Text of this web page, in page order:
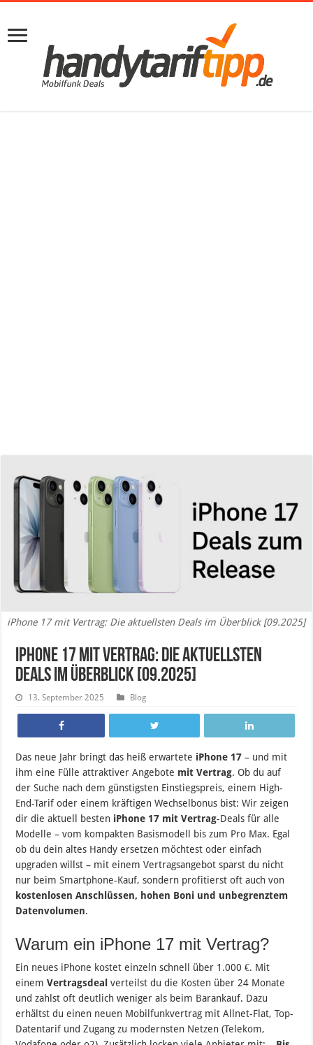
iPhone 17 mit Vertrag: Die aktuellsten Deals im Überblick [09.2025]
iPhone 17 mit Vertrag: Die aktuellsten
Deals im Überblick [09.2025]
13. September 2025 Blog
Das neue Jahr bringt das heiß erwartete iPhone 17 – und mit
ihm eine Fülle attraktiver Angebote mit Vertrag. Ob du auf
der Suche nach dem günstigsten Einstiegspreis, einem High-
End-Tarif oder einem kräftigen Wechselbonus bist: Wir zeigen
dir die aktuell besten iPhone 17 mit Vertrag-Deals für alle
Modelle – vom kompakten Basismodell bis zum Pro Max. Egal
ob du dein altes Handy ersetzen möchtest oder einfach
upgraden willst – mit einem Vertragsangebot sparst du nicht
nur beim Smartphone-Kauf, sondern profitierst oft auch von
kostenlosen Anschlüssen, hohen Boni und unbegrenztem
Datenvolumen.
Warum ein iPhone 17 mit Vertrag?
Ein neues iPhone kostet einzeln schnell über 1.000 €. Mit
einemVertragsdeal verteilst du die Kosten über 24 Monate
und zahlst oft deutlich weniger als beim Barankauf. Dazu
erhältst du einen neuen Mobilfunkvertrag mit Allnet-Flat, Top-
Datentarif und Zugang zu modernsten Netzen (Telekom,